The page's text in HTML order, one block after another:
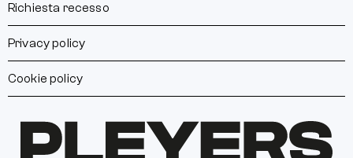
Richiesta recesso
Privacy policy
Cookie policy